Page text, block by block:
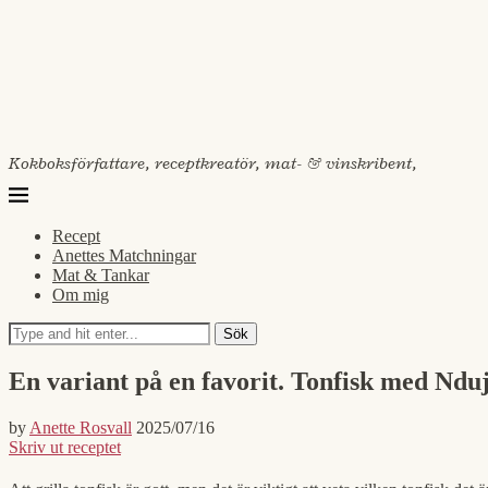
Kokboksförfattare, receptkreatör, mat- & vinskribent,
Recept
Anettes Matchningar
Mat & Tankar
Om mig
Sök
En variant på en favorit. Tonfisk med
by Anette Rosvall 2025/07/16
Skriv ut receptet